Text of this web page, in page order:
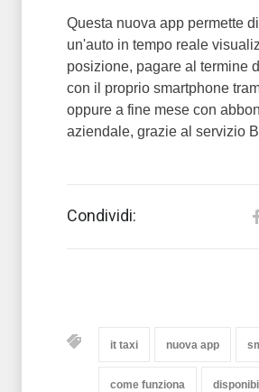
Questa nuova app permette
un'auto in tempo reale
posizione, pagare al termine
con il proprio smartphone
oppure a fine mese con
aziendale, grazie al servizio
Condividi:
it taxi nuova app
come funziona